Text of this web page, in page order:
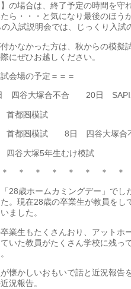
】の場合は、終了予定の時間を
ら・・・と気になり最後のほう
入試説明会では、じっくり入試
かなかった方は、秋からの模擬
にぜひお越しください。
会場の予定＝＝＝
四谷大塚合不合 20日
首都圏模試
首都圏模試 8日 四谷大塚
四谷大塚5年生むけ模試
＊ ＊ ＊ ＊ ＊ ＊ ＊
28歳ホームカミングデー」で
。現在28歳の卒業生が教員を
ました。
業生もたくさんおり、アットホ
いた教員がたくさん学校に残っ
懐かしいおもいで話と近況報告
況報告。